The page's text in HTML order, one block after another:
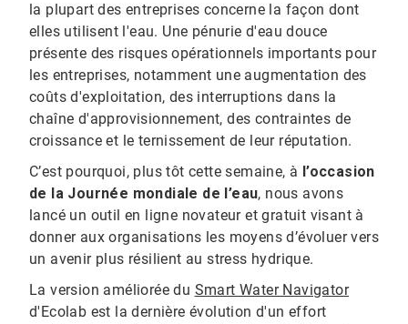
la plupart des entreprises concerne la façon dont
elles utilisent l'eau. Une pénurie d'eau douce
présente des risques opérationnels importants pour
les entreprises, notamment une augmentation des
coûts d'exploitation, des interruptions dans la
chaîne d'approvisionnement, des contraintes de
croissance et le ternissement de leur réputation.
C’est pourquoi, plus tôt cette semaine, à l’occasion
de la Journée mondiale de l’eau, nous avons
lancé un outil en ligne novateur et gratuit visant à
donner aux organisations les moyens d’évoluer vers
un avenir plus résilient au stress hydrique.
La version améliorée du Smart Water Navigator
d'Ecolab est la dernière évolution d'un effort